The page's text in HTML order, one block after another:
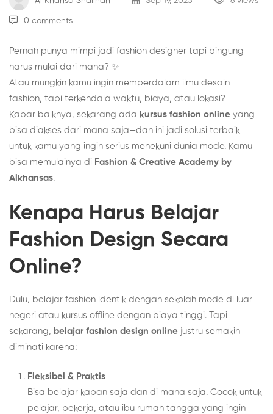
0 comments
Pernah punya mimpi jadi fashion designer tapi bingung
harus mulai dari mana? ✨
Atau mungkin kamu ingin memperdalam ilmu desain
fashion, tapi terkendala waktu, biaya, atau lokasi?
Kabar baiknya, sekarang ada kursus fashion online yang
bisa diakses dari mana saja—dan ini jadi solusi terbaik
untuk kamu yang ingin serius menekuni dunia mode. Kamu
bisa memulainya di Fashion & Creative Academy by
Alkhansas.
Kenapa Harus Belajar
Fashion Design Secara
Online?
Dulu, belajar fashion identik dengan sekolah mode di luar
negeri atau kursus offline dengan biaya tinggi. Tapi
sekarang, belajar fashion design online justru semakin
diminati karena:
Fleksibel & Praktis
Bisa belajar kapan saja dan di mana saja. Cocok untuk
pelajar, pekerja, atau ibu rumah tangga yang ingin